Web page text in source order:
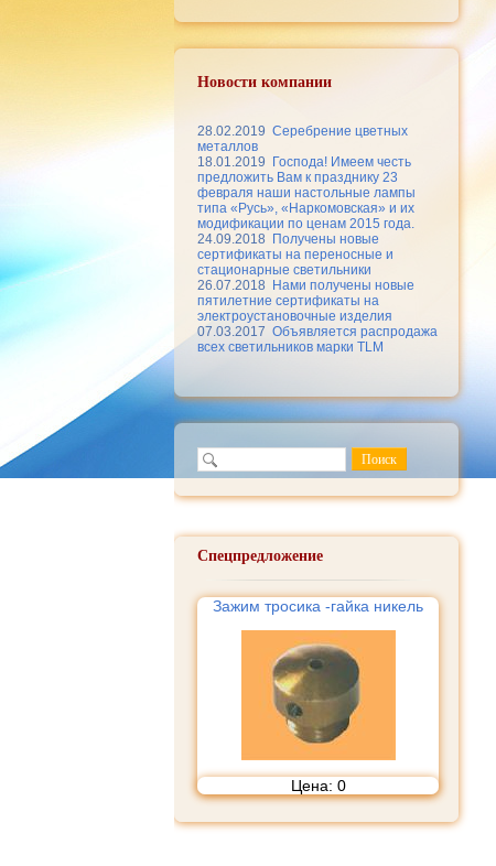
Новости компании
28.02.2019 Серебрение цветных
металлов
18.01.2019
Господа! Имеем честь
предложить Вам к празднику 23
февраля наши настольные лампы
типа «Русь», «Наркомовская» и их
модификации по ценам 2015 года.
24.09.2018
Получены новые
сертификаты на переносные и
стационарные светильники
26.07.2018
Нами получены новые
пятилетние сертификаты на
электроустановочные изделия
07.03.2017 Объявляется распродажа
всех светильников марки TLM
Спецпредложение
Зажим тросика -гайка никель
Цена: 0